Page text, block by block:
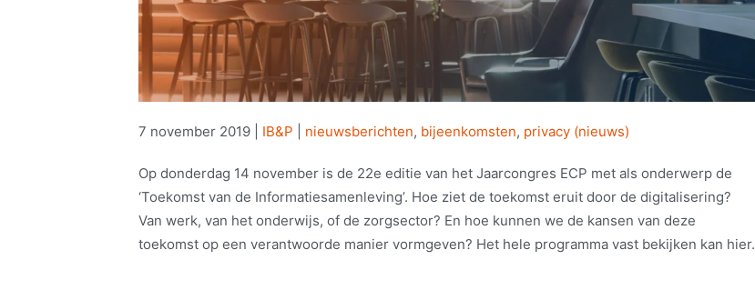
7 november 2019 IB&P nieuwsberichten, bijeenkomsten, privacy (nieuws)
Op donderdag 14 november is de 22e editie van het Jaarcongres ECP met als onderwerp de
‘Toekomst van de Informatiesamenleving’. Hoe ziet de toekomst eruit door de digitalisering?
Van werk, van het onderwijs, of de zorgsector? En hoe kunnen we de kansen van deze
toekomst op een verantwoorde manier vormgeven? Het hele programma vast bekijken kan hier.